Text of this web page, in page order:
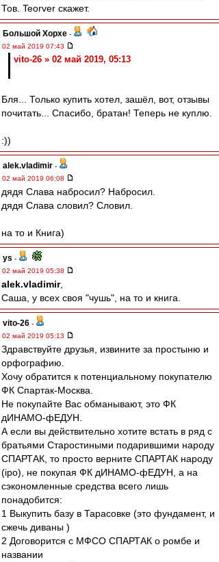
Тов. Teorver скажет.
Большой Хорхе -
02 май 2019 07:43
vito-26 » 02 май 2019, 05:13
Бля... Только купить хотел, зашёл, вот, отзывы
почитать... Спасибо, братан! Теперь не куплю.
:))
alek.vladimir -
02 май 2019 06:08
дядя Слава набросил? Набросил.
дядя Слава словил? Словил.
на то и Книга)
ys -
02 май 2019 05:38
alek.vladimir,
Саша, у всех своя "чушь", на то и книга.
vito-26 -
02 май 2019 05:13
Здравствуйте друзья, извините за простыню и
орфографию.
Хочу обратится к потенциальному покупателю
ФК Спартак-Москва.
Не покупайте Вас обманывают, это ФК
дИНАМО-фЕДУН.
А если вы действительно хотите встать в ряд с
братьями Старостиными подарившими народу
СПАРТАК, то просто верните СПАРТАК народу
(ipo), не покупая ФК дИНАМО-фЕДУН, а на
сэкономленные средства всего лишь
понадобится:
1 Выкупить базу в Тарасовке (это фундамент, и
сжечь диваны )
2 Договорится с МФСО СПАРТАК о ромбе и
названии